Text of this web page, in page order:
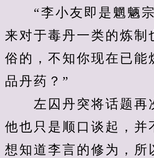
“李小友即是魍魉宗
来对于毒丹一类的炼制
俗的，不知你现在已能
品丹药？”
左囚丹突将话题再
他也只是顺口谈起，并
想知道李言的修为，所